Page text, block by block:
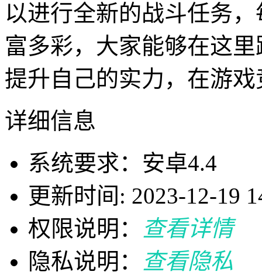
以进行全新的战斗任务
富多彩，大家能够在这
提升自己的实力，在游
详细信息
系统要求：安卓4.4
更新时间: 2023-12-19
权限说明：
查看详情
隐私说明：
查看隐私